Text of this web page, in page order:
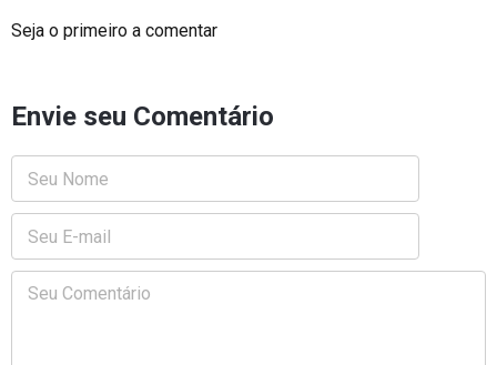
Seja o primeiro a comentar
Envie seu Comentário